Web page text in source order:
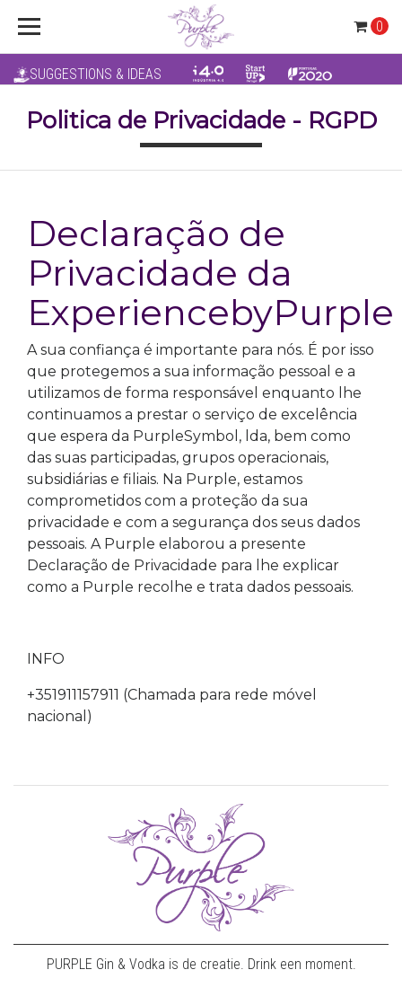
SUGGESTIONS & IDEAS
0
Politica de Privacidade - RGPD
Declaração de
Privacidade da
ExperiencebyPurple
A sua confiança é importante para nós. É por isso
que protegemos a sua informação pessoal e a
utilizamos de forma responsável enquanto lhe
continuamos a prestar o serviço de excelência
que espera da PurpleSymbol, lda, bem como
das suas participadas, grupos operacionais,
subsidiárias e filiais. Na Purple, estamos
comprometidos com a proteção da sua
privacidade e com a segurança dos seus dados
pessoais. A Purple elaborou a presente
Declaração de Privacidade para lhe explicar
como a Purple recolhe e trata dados pessoais.
INFO
+351911157911 (Chamada para rede móvel
nacional)
PURPLE Gin & Vodka is de creatie. Drink een moment.